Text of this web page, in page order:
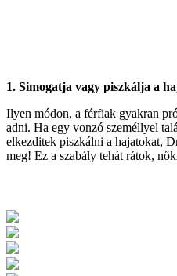
1. Simogatja vagy piszkálja a
Ilyen módon, a férfiak gyakran
adni. Ha egy vonzó személlyel
elkezditek piszkálni a hajatokat,
meg! Ez a szabály tehát rátok,